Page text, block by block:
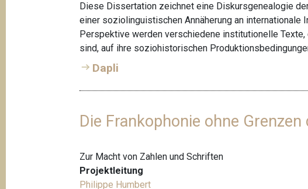
Diese Dissertation zeichnet eine Diskursgenealogie
einer soziolinguistischen Annäherung an internationale
Perspektive werden verschiedene institutionelle
sind, auf ihre soziohistorischen
Dapli
Die Frankophonie ohne
Zur Macht von Zahlen und Schriften
Projektleitung
Philippe Humbert